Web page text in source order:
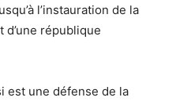
l’instauration de la
république
est une défense de la